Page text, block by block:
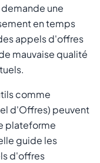
une
en temps
appels d'offres
mauvaise qualité
comme
d'Offres) peuvent
plateforme
guide les
d'offres